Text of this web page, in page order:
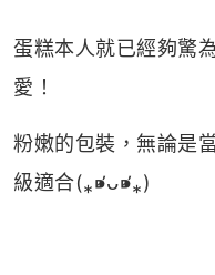
蛋糕本人就已經夠驚
愛！
粉嫩的包裝，無論是
級適合(⁎⁍̴̛ᴗ⁍̴̛⁎)